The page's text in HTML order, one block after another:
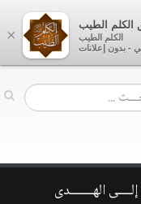
إلــــى الهـــــــدى
×
الكلم الطيب
الكلم الطيب
- بدون إعلانات